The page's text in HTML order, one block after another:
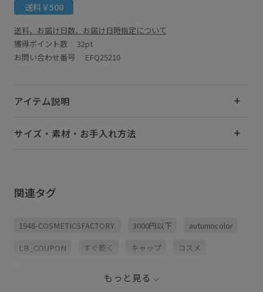
送料￥500
送料、お届け日数、お届け日時指定について
獲得ポイント数 32pt
お問い合わせ番号 EFQ25210
アイテム説明
サイズ・素材・お手入れ方法
関連タグ
1948-COSMETICSFACTORY. 3000円以下 autumncolor
LB_COUPON すぐ乾く キャップ コスメ
もっと見る